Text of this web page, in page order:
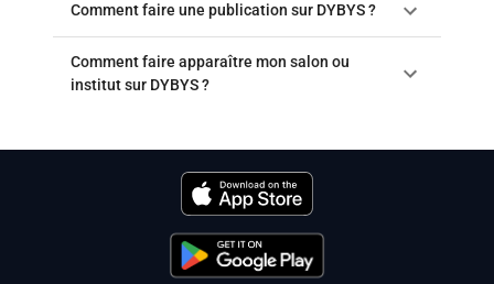
Comment faire une publication sur DYBYS ?
Comment faire apparaître mon salon ou
institut sur DYBYS ?